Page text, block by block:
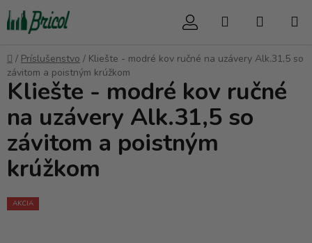
Prejsť
na
obsah
Hľadať
Domov
/ Príslušenstvo / Kliešte - modré kov ručné na uzávery Alk.31,5 so
závitom a poistným krúžkom
Kliešte - modré kov ručné
na uzávery Alk.31,5 so
závitom a poistným
krúžkom
AKCIA